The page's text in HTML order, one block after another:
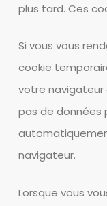
plus tard. Ces
Si vous vous
cookie
votre navigateur
pas de données
navigateur.
Lorsque vous